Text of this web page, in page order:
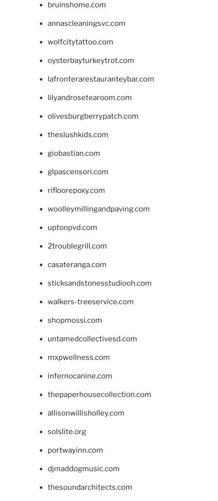
bruinshome.com
annascleaningsvc.com
wolfcitytattoo.com
oysterbayturkeytrot.com
lafronterarestauranteybar.com
lilyandrosetearoom.com
olivesburgberrypatch.com
theslushkids.com
giobastian.com
glpascensori.com
rifloorepoxy.com
woolleymillingandpaving.com
uptonpvd.com
2troublegrill.com
casateranga.com
sticksandstonesstudiooh.com
walkers-treeservice.com
shopmossi.com
untamedcollectivesd.com
mxpwellness.com
infernocanine.com
thepaperhousecollection.com
allisonwillisholley.com
solslite.org
portwayinn.com
djmaddogmusic.com
thesoundarchitects.com